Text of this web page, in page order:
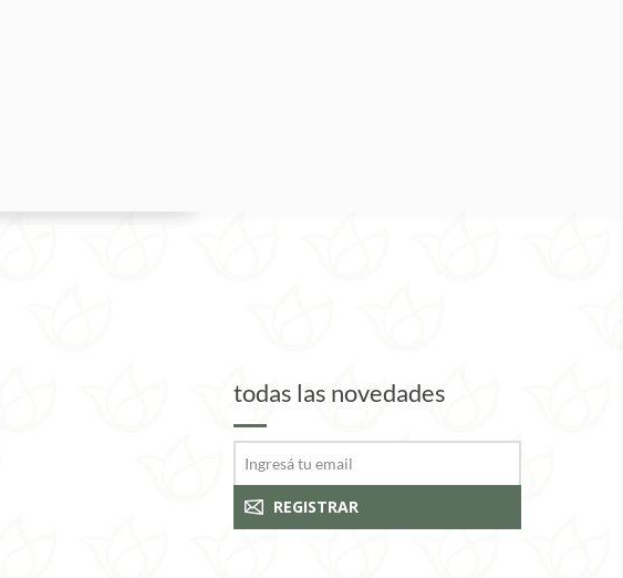
todas las novedades